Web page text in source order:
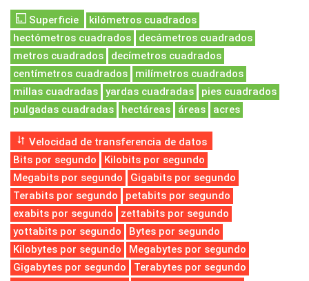
Superficie
kilómetros cuadrados
hectómetros cuadrados
decámetros cuadrados
metros cuadrados
decímetros cuadrados
centímetros cuadrados
milímetros cuadrados
millas cuadradas
yardas cuadradas
pies cuadrados
pulgadas cuadradas
hectáreas áreas acres
Velocidad de transferencia de datos
Bits por segundo
Kilobits por segundo
Megabits por segundo
Gigabits por segundo
Terabits por segundo
petabits por segundo
exabits por segundo
zettabits por segundo
yottabits por segundo
Bytes por segundo
Kilobytes por segundo
Megabytes por segundo
Gigabytes por segundo
Terabytes por segundo